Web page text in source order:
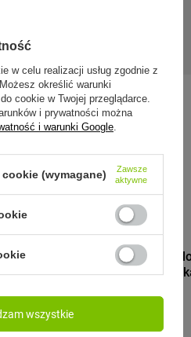
zakupu. Wymagany dowód
również:
PRZECENA
DR.BACTY
Dr.Bacty
termiczny na
w celu realizacji usług zgodnie z
określić warunki
cookie w Twojej przeglądarce.
i prywatności można
i warunki Google.
(wymagane)
Zawsze
aktywne
wszystkie